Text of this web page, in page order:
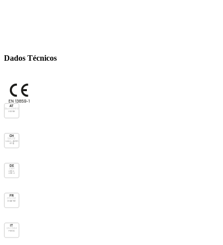
Dados Técnicos
EN 13859-1
AT
Önorm B4119
E-do nsk
CH
SIA 232
V.v.o. H > 90mm
UD (g)
DE
ZVDH
USB-A
UDB-A
FR
DTU 31.2
E1 Sd3 TR2
IT
UNI 11564
P SR2 A